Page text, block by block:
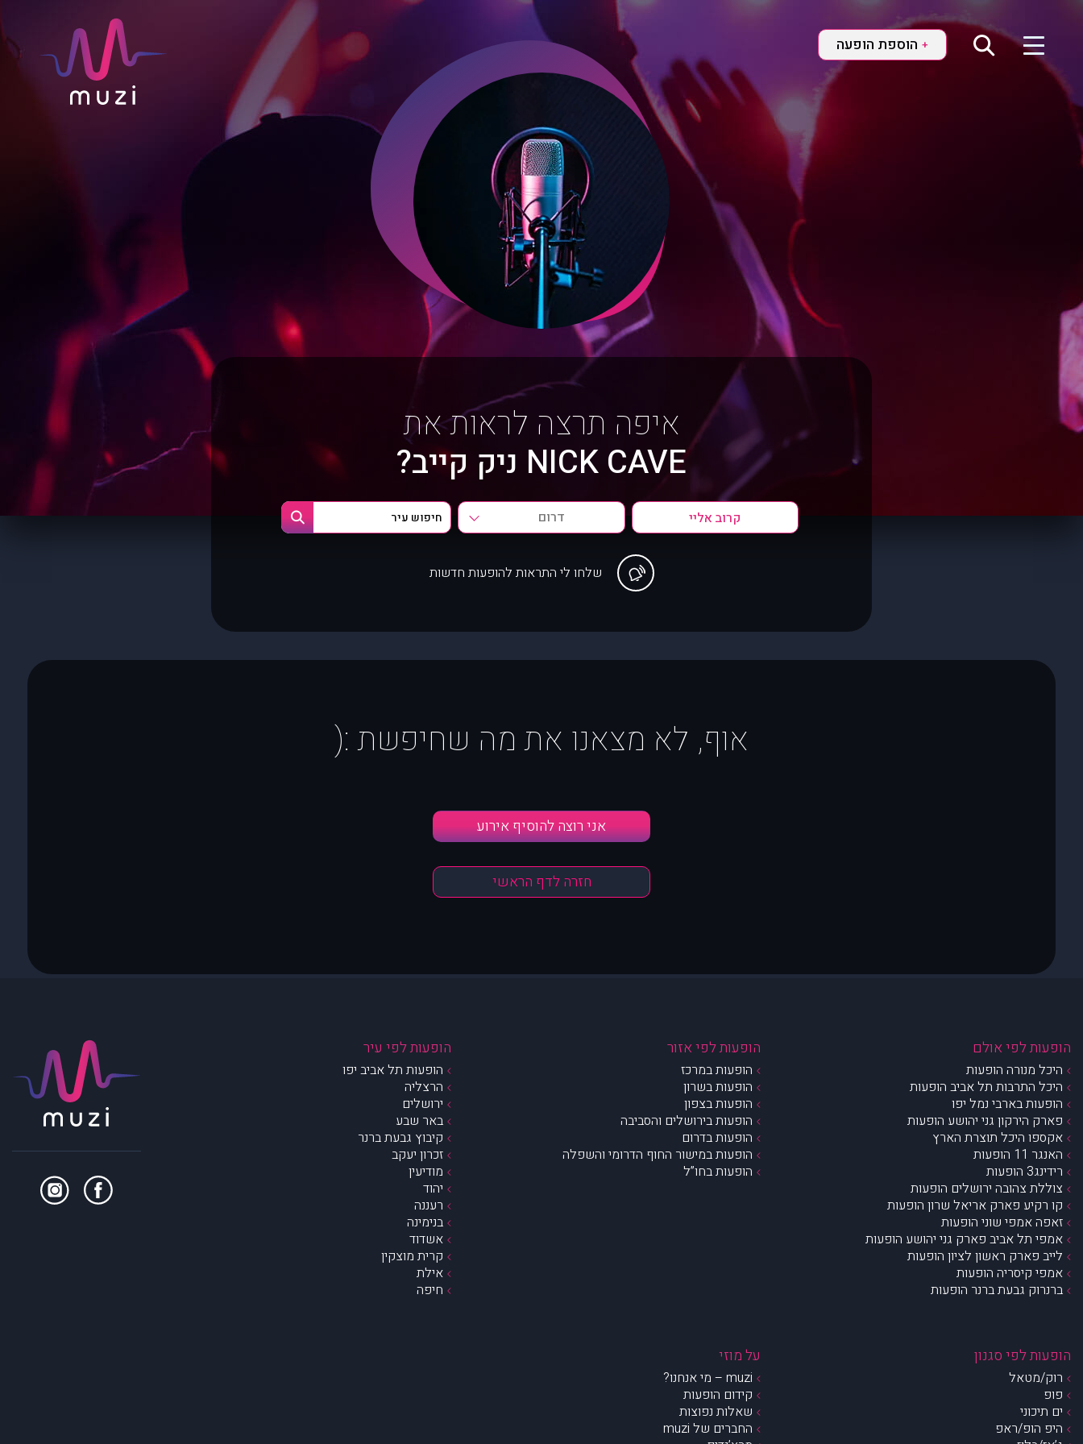
+ הוספת הופעה
איפה תרצה לראות את
NICK CAVE ניק קייב?
דרום
שלחו לי התראות להופעות חדשות
אוף, לא מצאנו את מה שחיפשת :(
אני רוצה להוסיף אירוע
חזרה לדף הראשי
הופעות לפי אולם
היכל מנורה הופעות
היכל התרבות תל אביב הופעות
הופעות בארבי נמל יפו
פארק הירקון גני יהושע הופעות
אקספו היכל תוצרת הארץ
האנגר 11 הופעות
רידינג3 הופעות
צוללת צהובה ירושלים הופעות
קו רקיע פארק אריאל שרון הופעות
זאפה אמפי שוני הופעות
אמפי תל אביב פארק גני יהושע הופעות
לייב פארק ראשון לציון הופעות
אמפי קיסריה הופעות
ברנרוק גבעת ברנר הופעות
הופעות לפי אזור
הופעות במרכז
הופעות בשרון
הופעות בצפון
הופעות בירושלים והסביבה
הופעות בדרום
הופעות במישור החוף הדרומי והשפלה
הופעות בחו”ל
הופעות לפי עיר
הופעות תל אביב יפו
הרצליה
ירושלים
באר שבע
קיבוץ גבעת ברנר
זכרון יעקב
מודיעין
יהוד
רעננה
בנימינה
אשדוד
קרית מוצקין
אילת
חיפה
הופעות לפי סגנון
רוק/מטאל
פופ
ים תיכוני
היפ הופ/ראפ
על מוזי
muzi – מי אנחנו?
קידום הופעות
שאלות נפוצות
החברים של muzi